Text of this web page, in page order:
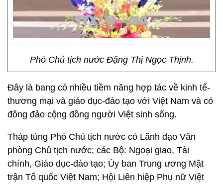
Phó Chủ tịch nước Đặng Thị Ngọc Thịnh.
Đây là bang có nhiều tiềm năng hợp tác về kinh tế-
thương mại và giáo dục-đào tạo với Việt Nam và có
đông đảo cộng đồng người Việt sinh sống.
Tháp tùng Phó Chủ tịch nước có Lãnh đạo Văn
phòng Chủ tịch nước; các Bộ: Ngoại giao, Tài
chính, Giáo dục-đào tạo; Ủy ban Trung ương Mặt
trận Tổ quốc Việt Nam; Hội Liên hiệp Phụ nữ Việt